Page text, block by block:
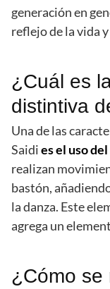
generación en
reflejo de la vida
¿Cuál es
distintiva
Una de las
Saidies el uso
realizan
bastón,
la danza. Este
agrega un
¿Cómo se